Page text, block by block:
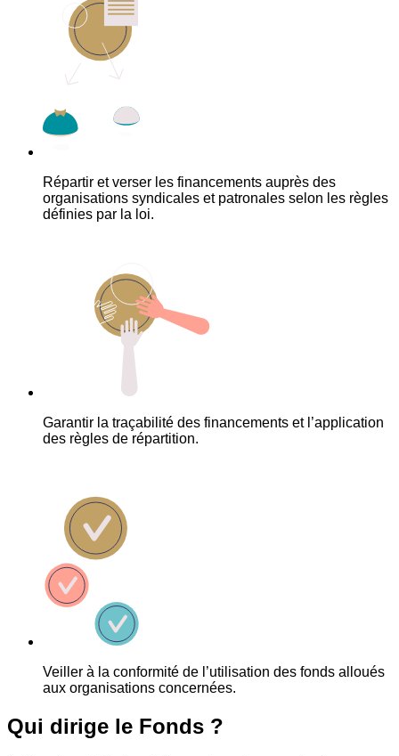
Répartir et verser les financements auprès des
organisations syndicales et patronales selon les règles
définies par la loi.
Garantir la traçabilité des financements et l’application
des règles de répartition.
Veiller à la conformité de l’utilisation des fonds alloués
aux organisations concernées.
Qui dirige le Fonds ?